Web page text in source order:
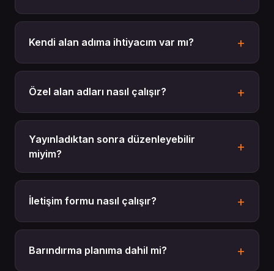
Kendi alan adıma ihtiyacım var mı?
Özel alan adları nasıl çalışır?
Yayınladıktan sonra düzenleyebilir
miyim?
İletişim formu nasıl çalışır?
Barındırma planıma dahil mi?